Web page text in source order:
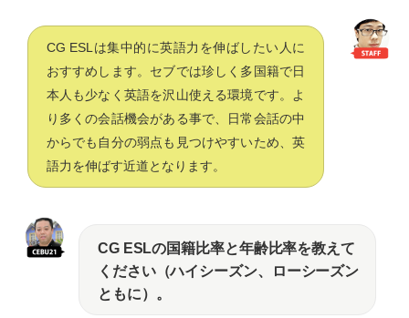
CG ESLは集中的に英語力を伸ばしたい人に
おすすめします。セブでは珍しく多国籍で日
本人も少なく英語を沢山使える環境です。よ
り多くの会話機会がある事で、日常会話の中
からでも自分の弱点も見つけやすいため、英
語力を伸ばす近道となります。
CG ESLの国籍比率と年齢比率を教えて
ください（ハイシーズン、ローシーズン
ともに）。